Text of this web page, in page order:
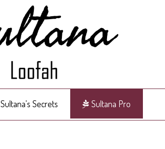
Sultana's Secrets Sultana Pro